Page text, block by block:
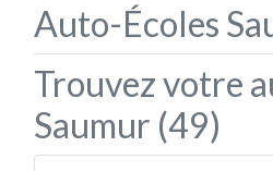
Auto-Écoles
Trouvez votre
Saumur (49)